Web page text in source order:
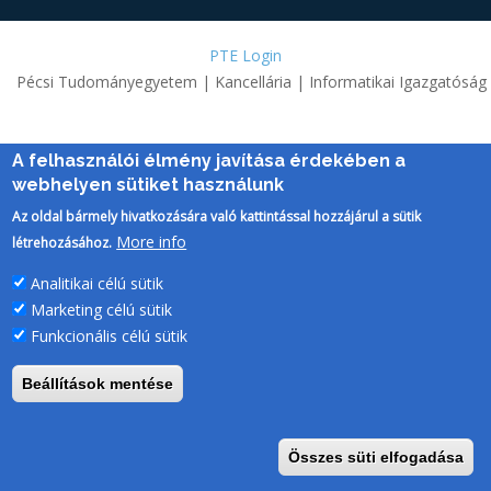
PTE Login
Pécsi Tudományegyetem | Kancellária | Informatikai Igazgatóság
A felhasználói élmény javítása érdekében a
webhelyen sütiket használunk
Az oldal bármely hivatkozására való kattintással hozzájárul a sütik
létrehozásához. More info
Analitikai célú sütik
Marketing célú sütik
Funkcionális célú sütik
Beállítások mentése
Összes süti elfogadása